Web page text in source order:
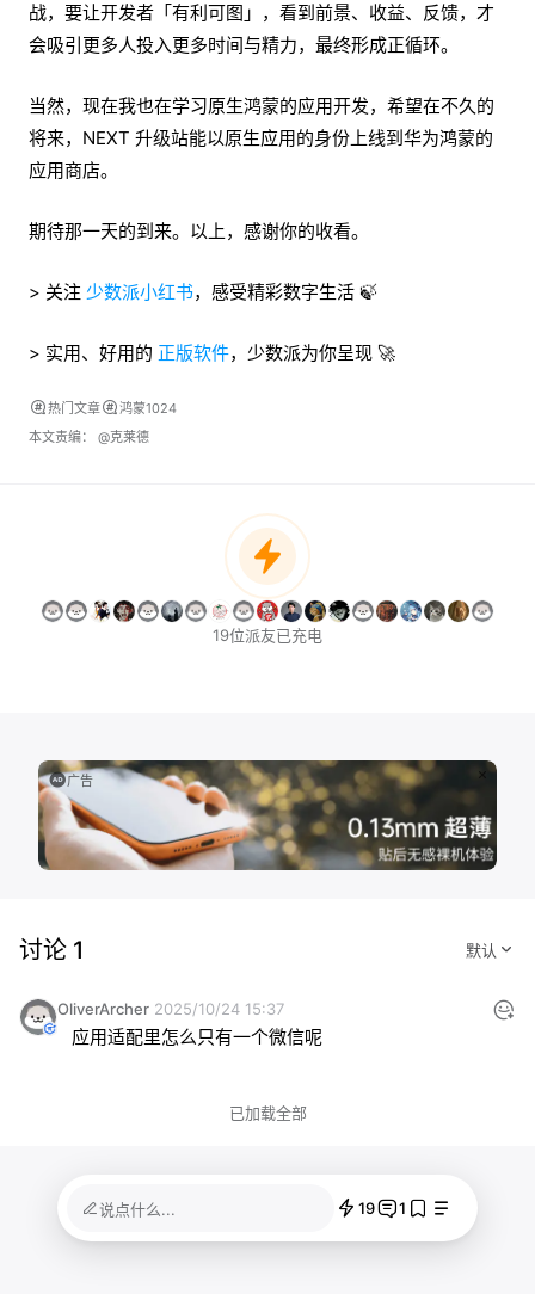
战，要让开发者「有利可图」，看到前景、收益、反馈，才
会吸引更多人投入更多时间与精力，最终形成正循环。
当然，现在我也在学习原生鸿蒙的应用开发，希望在不久的
将来，NEXT 升级站能以原生应用的身份上线到华为鸿蒙的
应用商店。
期待那一天的到来。以上，感谢你的收看。
> 关注 少数派小红书，感受精彩数字生活 🍃
> 实用、好用的 正版软件，少数派为你呈现 🚀
热门文章
鸿蒙1024
本文责编： @克莱德
19位派友已充电
广告
讨论 1
OliverArcher 2025/10/24 15:37
应用适配里怎么只有一个微信呢
已加载全部
说点什么... 19 1